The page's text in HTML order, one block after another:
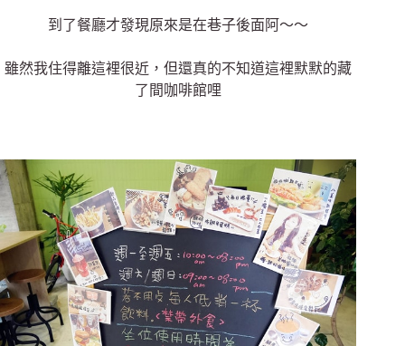
到了餐廳才發現原來是在巷子後面阿～～
雖然我住得離這裡很近，但還真的不知道這裡默默的藏
了間咖啡館哩